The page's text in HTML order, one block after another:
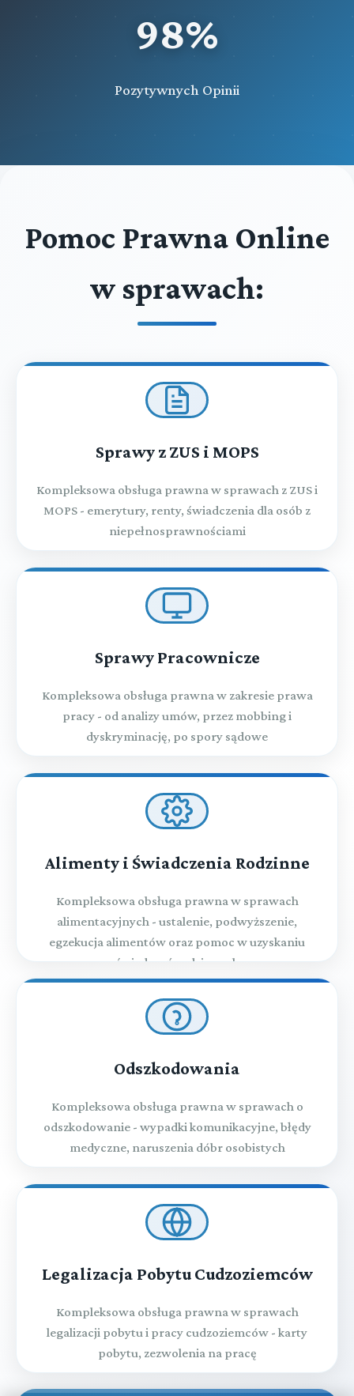
98%
Pozytywnych Opinii
Pomoc Prawna Online
w sprawach:
Sprawy z ZUS i MOPS
Kompleksowa obsługa prawna w sprawach z ZUS i
MOPS - emerytury, renty, świadczenia dla osób z
niepełnosprawnościami
Sprawy Pracownicze
Kompleksowa obsługa prawna w zakresie prawa
pracy - od analizy umów, przez mobbing i
dyskryminację, po spory sądowe
Alimenty i Świadczenia Rodzinne
Kompleksowa obsługa prawna w sprawach
alimentacyjnych - ustalenie, podwyższenie,
egzekucja alimentów oraz pomoc w uzyskaniu
świadczeń rodzinnych
Odszkodowania
Kompleksowa obsługa prawna w sprawach o
odszkodowanie - wypadki komunikacyjne, błędy
medyczne, naruszenia dóbr osobistych
Legalizacja Pobytu Cudzoziemców
Kompleksowa obsługa prawna w sprawach
legalizacji pobytu i pracy cudzoziemców - karty
pobytu, zezwolenia na pracę